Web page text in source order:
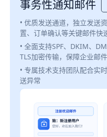
事务性通知邮件
• 优质发送通道，独立发送
置、订单确认等关键邮件快
• 全面支持SPF、DKIM、
TLS加密传输，保障企业邮
• 专属技术支持团队配合实
送异常